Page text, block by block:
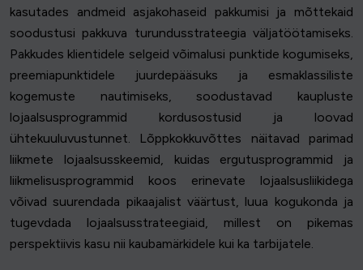
kasutades andmeid asjakohaseid pakkumisi ja mõttekaid
soodustusi pakkuva turundusstrateegia väljatöötamiseks.
Pakkudes klientidele selgeid võimalusi punktide kogumiseks,
preemiapunktidele juurdepääsuks ja esmaklassiliste
kogemuste nautimiseks, soodustavad kaupluste
lojaalsusprogrammid kordusostusid ja loovad
ühtekuuluvustunnet. Lõppkokkuvõttes näitavad parimad
liikmete lojaalsusskeemid, kuidas ergutusprogrammid ja
liikmelisusprogrammid koos erinevate lojaalsusliikidega
võivad suurendada pikaajalist väärtust, luua kogukonda ja
tugevdada lojaalsusstrateegiaid, millest on pikemas
perspektiivis kasu nii kaubamärkidele kui ka tarbijatele.